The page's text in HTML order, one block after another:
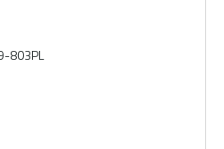
803PL